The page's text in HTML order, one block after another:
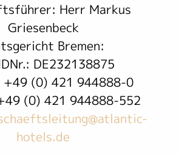
Herr Markus
Griesenbeck
Bremen:
DE232138875
+49 (0) 421 944888-0
(0) 421 944888-552
hotels.de